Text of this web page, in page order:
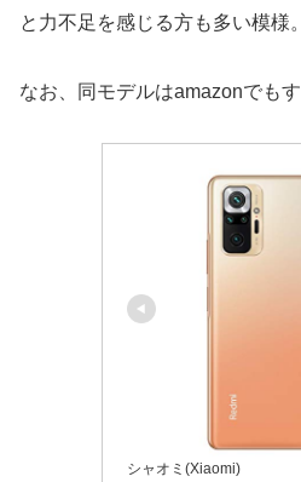
と力不足を感じる方も多い模様。
なお、同モデルはamazonでも
シャオミ(Xiaomi)